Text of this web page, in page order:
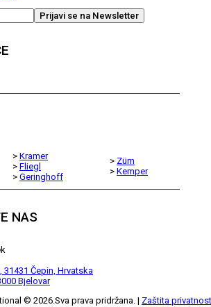
> Kramer
> Fliegl
> Geringhoff
> Zürn
> Kemper
NAS
31431 Čepin, Hrvatska
Bjelovar
© 2026.Sva prava pridržana. | Zaštita